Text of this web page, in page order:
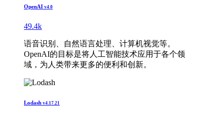
OpenAI v4.0
49.4k
语音识别、自然语言处理、计算机视觉等。
OpenAI的目标是将人工智能技术应用于各个领
域，为人类带来更多的便利和创新。
Lodash v4.17.21